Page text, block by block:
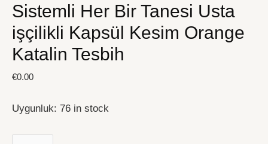
Sistemli Her Bir Tanesi Usta
işçilikli Kapsül Kesim Orange
Katalin Tesbih
€0.00
Uygunluk: 76 in stock
Usta
işçilikli
Kapsül
Kesim
Orange
Tesbih